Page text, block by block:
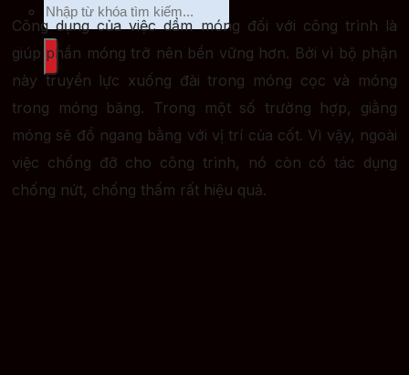
Công dụng của việc dầm móng đối với công trình là
giúp phần móng trở nên bền vững hơn. Bởi vì bộ phận
này truyền lực xuống đài trong móng cọc và móng
trong móng băng. Trong một số trường hợp, giằng
móng sẽ đổ ngang bằng với vị trí của cốt. Vì vậy, ngoài
việc chống đỡ cho công trình, nó còn có tác dụng
chống nứt, chống thấm rất hiệu quả.